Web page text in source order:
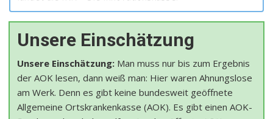
Unsere Einschätzung
Unsere Einschätzung: Man muss nur bis zum Ergebnis
der AOK lesen, dann weiß man: Hier waren Ahnungslose
am Werk. Denn es gibt keine bundesweit geöffnete
Allgemeine Ortskrankenkasse (AOK). Es gibt einen AOK-